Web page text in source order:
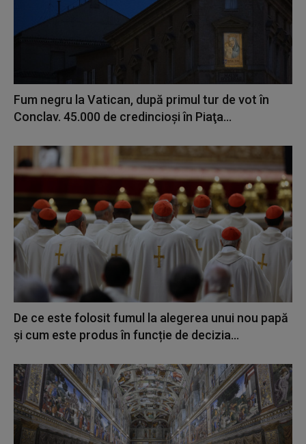
Fum negru la Vatican, după primul tur de vot în
Conclav. 45.000 de credincioşi în Piaţa...
De ce este folosit fumul la alegerea unui nou papă
și cum este produs în funcție de decizia...